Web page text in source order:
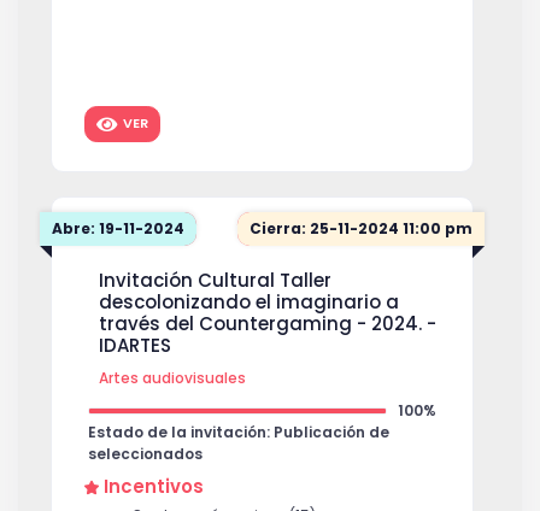
VER
Abre: 19-11-2024 Cierra: 25-11-2024 11:00 pm
Invitación Cultural Taller
descolonizando el imaginario a
través del Countergaming - 2024. -
IDARTES
Artes audiovisuales
100%
Estado de la invitación: Publicación de
seleccionados
Incentivos